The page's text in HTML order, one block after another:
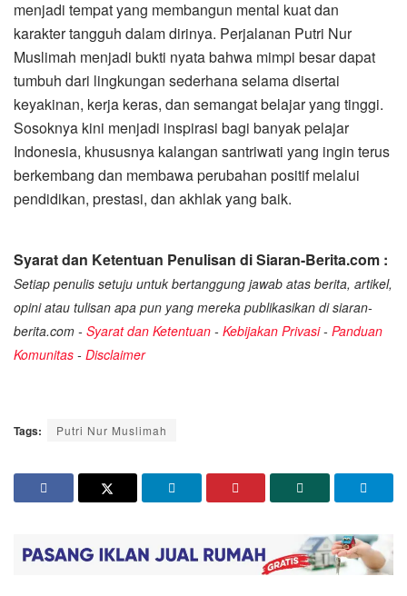
menjadi tempat yang membangun mental kuat dan
karakter tangguh dalam dirinya. Perjalanan Putri Nur
Muslimah menjadi bukti nyata bahwa mimpi besar dapat
tumbuh dari lingkungan sederhana selama disertai
keyakinan, kerja keras, dan semangat belajar yang tinggi.
Sosoknya kini menjadi inspirasi bagi banyak pelajar
Indonesia, khususnya kalangan santriwati yang ingin terus
berkembang dan membawa perubahan positif melalui
pendidikan, prestasi, dan akhlak yang baik.
Syarat dan Ketentuan Penulisan di Siaran-Berita.com :
Setiap penulis setuju untuk bertanggung jawab atas berita, artikel,
opini atau tulisan apa pun yang mereka publikasikan di siaran-
berita.com - Syarat dan Ketentuan - Kebijakan Privasi- Panduan
Komunitas - Disclaimer
Tags: Putri Nur Muslimah